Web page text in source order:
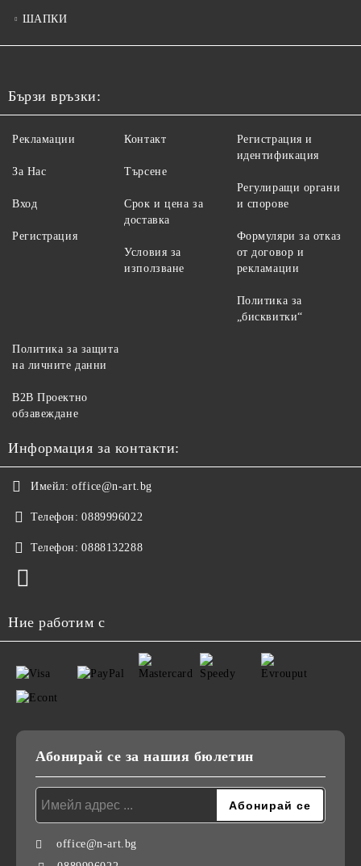
ШАПКИ
Бързи връзки:
Рекламации
За Нас
Вход
Регистрация
Контакт
Търсене
Срок и цена за
доставка
Условия за
използване
Регистрация и
идентификация
Регулиращи органи
и спорове
Формуляри за отказ
от договор и
рекламации
Политика за
„бисквитки“
Политика за защита
на личните данни
B2B Проектно
обзавеждане
Информация за контакти:
Имейл: office@n-art.bg
Телефон: 0889996022
Телефон: 0888132288
Ние работим с
Абонирай се за нашия бюлетин
office@n-art.bg